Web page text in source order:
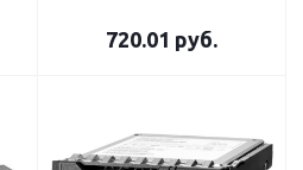
720.01 руб.